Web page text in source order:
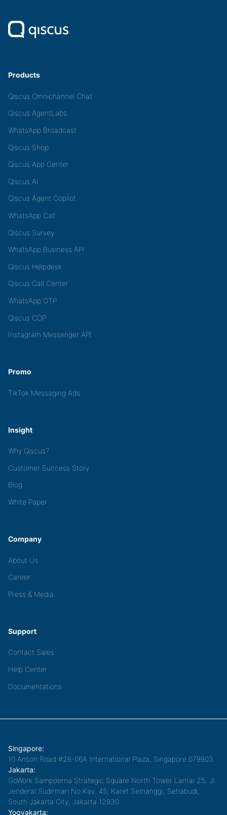
Products
Qiscus Omnichannel Chat
Qiscus AgentLabs
WhatsApp Broadcast
Qiscus Shop
Qiscus App Center
Qiscus AI
Qiscus Agent Copilot
WhatsApp Call
Qiscus Survey
WhatsApp Business API
Qiscus Helpdesk
Qiscus Call Center
WhatsApp OTP
Qiscus CDP
Instagram Messenger API
Promo
TikTok Messaging Ads
Insight
Why Qiscus?
Customer Success Story
Blog
White Paper
Company
About Us
Career
Press & Media
Support
Contact Sales
Help Center
Documentations
Singapore:
10 Anson Road #26-06A International Plaza, Singapore 079903
Jakarta:
GoWork Sampoerna Strategic Square North Tower Lantai 25, Jl.
Jenderal Sudirman No.Kav. 45, Karet Semanggi, Setiabudi,
South Jakarta City, Jakarta 12930
Yogyakarta: